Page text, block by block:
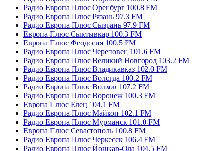
Радио Европа Плюс Оренбург 100.8 FM
Радио Европа Плюс Рязань 97.3 FM
Радио Европа Плюс Сызрань 97.9 FM
Европа Плюс Сыктывкар 100.3 FM
Европа Плюс Феодосия 100.5 FM
Радио Европа Плюс Череповец 101.6 FM
Радио Европа Плюс Великий Новгород 103.2 FM
Радио Европа Плюс Владикавказ 102.0 FM
Радио Европа Плюс Вологда 100.2 FM
Радио Европа Плюс Волхов 107.2 FM
Радио Европа Плюс Воронеж 100.3 FM
Европа Плюс Елец 104.1 FM
Радио Европа Плюс Майкоп 102.1 FM
Радио Европа Плюс Мурманск 101.0 FM
Европа Плюс Севастополь 100.8 FM
Радио Европа Плюс Черкесск 106.4 FM
Радио Европа Плюс Йошкар-Ола 104.5 FM